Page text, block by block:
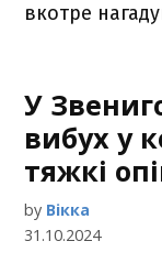
вкотре
У
вибух у
тяжкі
by Вікка
31.10.2024